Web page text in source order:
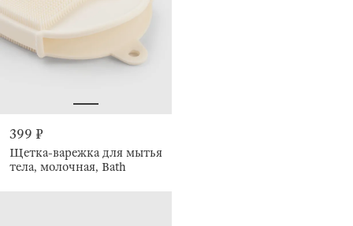
399 ₽
Щетка-варежка для мытья
тела, молочная, Bath